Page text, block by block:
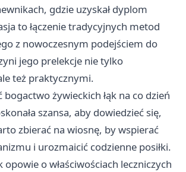
gdzie uzyskał dyplom
to łączenie tradycyjnych metod
z nowoczesnym podejściem do
jego prelekcje nie tylko
też praktycznymi.
bogactwo żywieckich łąk na co dzień
szansa, aby dowiedzieć się,
zbierać na wiosnę, by wspierać
i urozmaicić codzienne posiłki.
opowie o właściwościach leczniczych